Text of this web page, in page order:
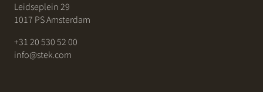
Leidseplein 29
1017 PS Amsterdam
+31 20 530 52 00
info@stek.com